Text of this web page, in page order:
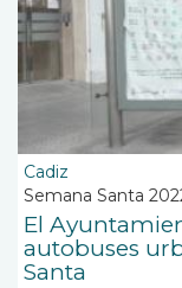
Cadiz
Semana Santa
El
autobuses
Santa